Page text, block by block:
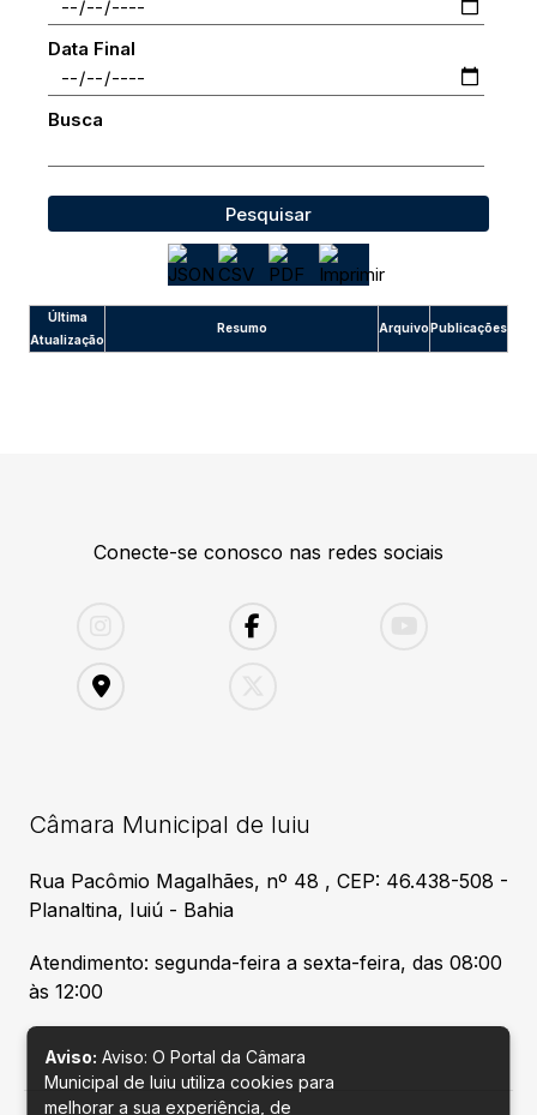
Data Final
Busca
Pesquisar
Última
Atualização
Resumo ArquivoPublicações
Conecte-se conosco nas redes sociais
Câmara Municipal de Iuiu
Rua Pacômio Magalhães, nº 48 , CEP: 46.438-508 -
Planaltina, Iuiú - Bahia
Atendimento: segunda-feira a sexta-feira, das 08:00
às 12:00
Aviso: Aviso: O Portal da Câmara
Municipal de Iuiu utiliza cookies para
melhorar a sua experiência, de